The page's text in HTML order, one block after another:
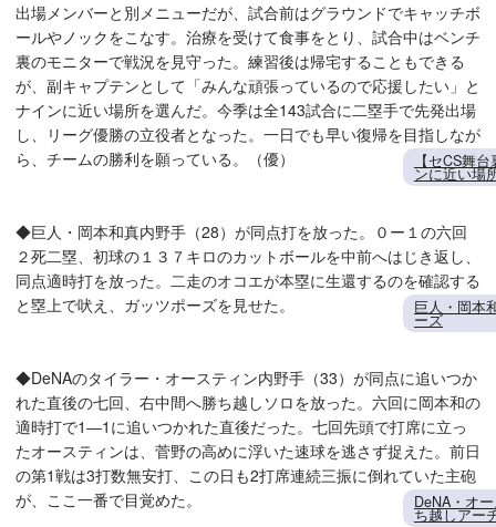
出場メンバーと別メニューだが、試合前はグラウンドでキャッチボ
ールやノックをこなす。治療を受けて食事をとり、試合中はベンチ
裏のモニターで戦況を見守った。練習後は帰宅することもできる
が、副キャプテンとして「みんな頑張っているので応援したい」と
ナインに近い場所を選んだ。今季は全143試合に二塁手で先発出場
し、リーグ優勝の立役者となった。一日でも早い復帰を目指しなが
ら、チームの勝利を願っている。（優）
【セCS舞
ンに近い場
◆巨人・岡本和真内野手（28）が同点打を放った。０ー１の六回
２死二塁、初球の１３７キロのカットボールを中前へはじき返し、
同点適時打を放った。二走のオコエが本塁に生還するのを確認する
と塁上で吠え、ガッツポーズを見せた。
巨人・岡本
ーズ
◆DeNAのタイラー・オースティン内野手（33）が同点に追いつか
れた直後の七回、右中間へ勝ち越しソロを放った。六回に岡本和の
適時打で1―1に追いつかれた直後だった。七回先頭で打席に立っ
たオースティンは、菅野の高めに浮いた速球を逃さず捉えた。前日
の第1戦は3打数無安打、この日も2打席連続三振に倒れていた主砲
が、ここ一番で目覚めた。
DeNA・オ
ち越しアー